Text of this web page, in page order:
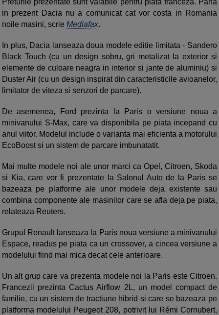
Preturile prezentate sunt valabile pentru piata franceza. Pana
in prezent Dacia nu a comunicat cat vor costa in Romania
noile masini, scrie Mediafax.
In plus, Dacia lanseaza doua modele editie limitata - Sandero
Black Touch (cu un design sobru, gri metalizat la exterior si
elemente de culoare neagra in interior si jante de aluminiu) si
Duster Air (cu un design inspirat din caracteristicile avioanelor,
limitator de viteza si senzori de parcare).
De asemenea, Ford prezinta la Paris o versiune noua a
minivanului S-Max, care va disponibila pe piata incepand cu
anul viitor. Modelul include o varianta mai eficienta a motorului
EcoBoost si un sistem de parcare imbunatatit.
Mai multe modele noi ale unor marci ca Opel, Citroen, Skoda
si Kia, care vor fi prezentate la Salonul Auto de la Paris se
bazeaza pe platforme ale unor modele deja existente sau
combina componente ale masinilor care se afla deja pe piata,
relateaza Reuters.
Grupul Renault lanseaza la Paris noua versiune a minivanului
Espace, readus pe piata ca un crossover, a cincea versiune a
modelului fiind mai mica decat cele anterioare.
Un alt grup care va prezenta modele noi la Paris este Citroen.
Francezii prezinta Cactus Airflow 2L, un model compact de
familie, cu un sistem de tractiune hibrid si care se bazeaza pe
platforma modelului Peugeot 208, potrivit lui Rémi Cornubert,